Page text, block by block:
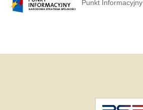
Punkt Informacyjny